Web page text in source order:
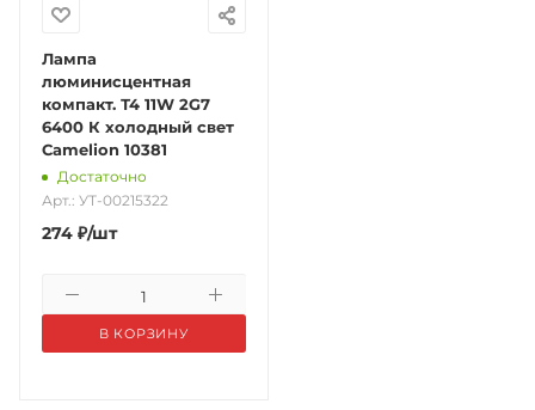
Лампа
люминисцентная
компакт. Т4 11W 2G7
6400 К холодный свет
Camelion 10381
Достаточно
Арт.: УТ-00215322
274 ₽/шт
В КОРЗИНУ